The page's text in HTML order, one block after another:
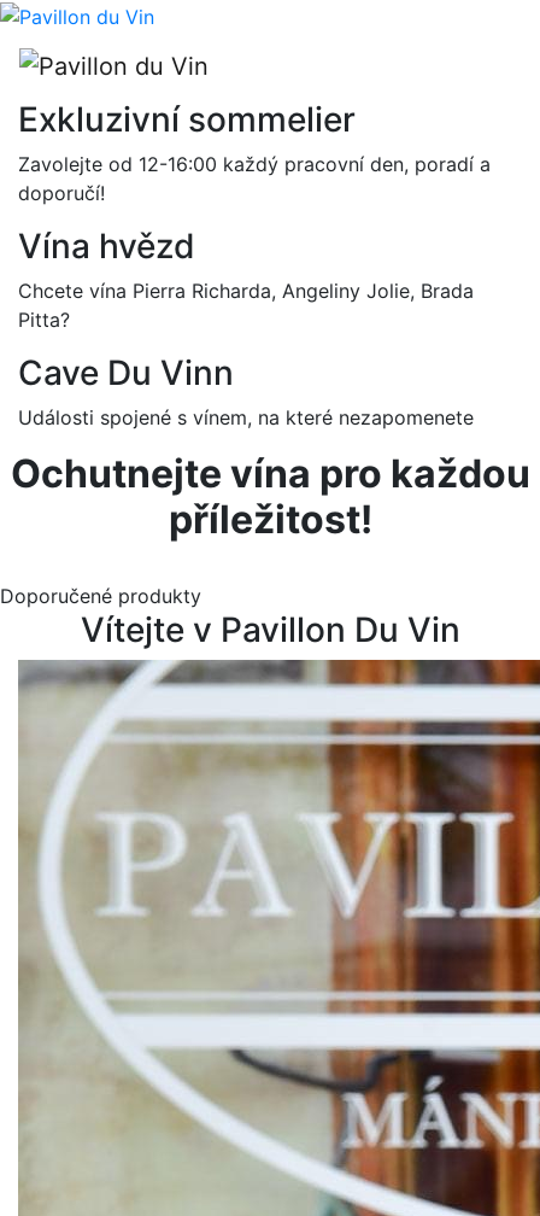
Exkluzivní sommelier
Zavolejte od 12-16:00 každý pracovní den, poradí a
doporučí!
Vína hvězd
Chcete vína Pierra Richarda, Angeliny Jolie, Brada
Pitta?
Cave Du Vinn
Události spojené s vínem, na které nezapomenete
Ochutnejte vína pro každou
příležitost!
Doporučené produkty
Vítejte v Pavillon Du Vin